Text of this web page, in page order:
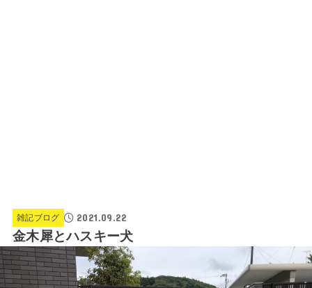
雑記ブログ 2021.09.22
金木犀とハスキー犬